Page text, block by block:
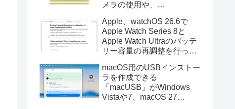
メラの使用や、
利用しMacBook Neoを復元
する際の安定性が向上。
Apple、watchOS 26.6で
Apple Watch Series 8と
Apple Watch Ultraのバッテ
リー容量の再調整を行った
macOS用のUSBインストー
ラを作成できる
「macUSB」がWindows
Vistaや7、macOS 27